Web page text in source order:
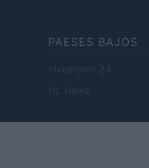
PAESES BAJOS
Investeren 24
NL Newz